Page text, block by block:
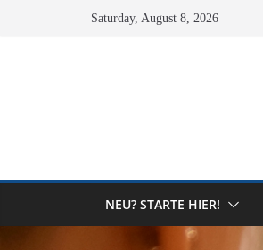
Saturday, August 8, 2026
NEU? STARTE HIER!